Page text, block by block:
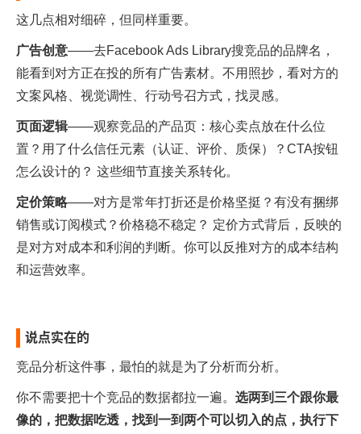
这几点相对细碎，但同样重要。
广告创意——去Facebook Ads Library搜竞品的品牌名，
能看到对方正在投的所有广告素材。不用照抄，看对方的
文案风格、视觉调性、行动号召方式，找灵感。
页面逻辑——观察竞品的产品页：核心卖点放在什么位
置？用了什么信任元素（认证、评价、质保）？CTA按钮
怎么设计的？ 这些细节直接关系转化。
定价策略——对方是常年打折还是价格坚挺？有没有捆绑
销售或订阅模式？价格稳不稳定？ 定价方式背后，反映的
是对方对成本和利润的判断。你可以反推对方的成本结构
和运营效率。
说点实在的
竞品分析这件事，最怕的就是为了分析而分析。
你不需要把十个竞品的数据都拉一遍。 选两到三个跟你最
像的，把数据吃透，找到一到两个可以切入的点，执行下